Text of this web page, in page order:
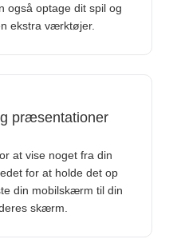
også optage dit spil og
ekstra værktøjer.
præsentationer
at vise noget fra din
for at holde det op
din mobilskærm til din
skærm.